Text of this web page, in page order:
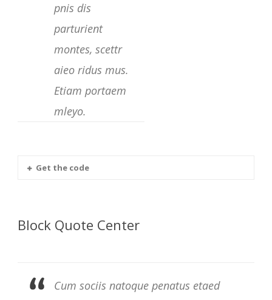
pnis dis
parturient
montes, scettr
aieo ridus mus.
Etiam portaem
mleyo.
Get the code
Block Quote Center
Cum sociis natoque penatus etaed